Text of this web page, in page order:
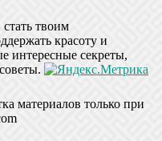
твоим
красоту и
интересные секреты,
материалов только при